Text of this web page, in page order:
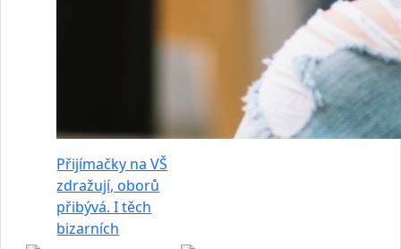
Přijímačky na VŠ
zdražují, oborů
přibývá. I těch
bizarních